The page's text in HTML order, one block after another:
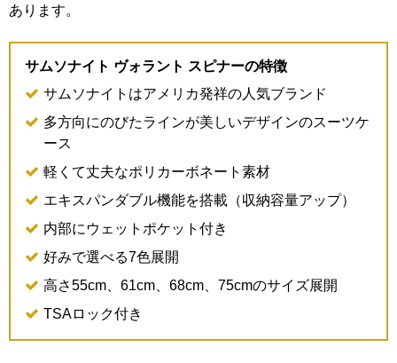
あります。
サムソナイト ヴォラント スピナーの特徴
サムソナイトはアメリカ発祥の人気ブランド
多方向にのびたラインが美しいデザインのスーツケ
ース
軽くて丈夫なポリカーボネート素材
エキスパンダブル機能を搭載（収納容量アップ）
内部にウェットポケット付き
好みで選べる7色展開
高さ55cm、61cm、68cm、75cmのサイズ展開
TSAロック付き